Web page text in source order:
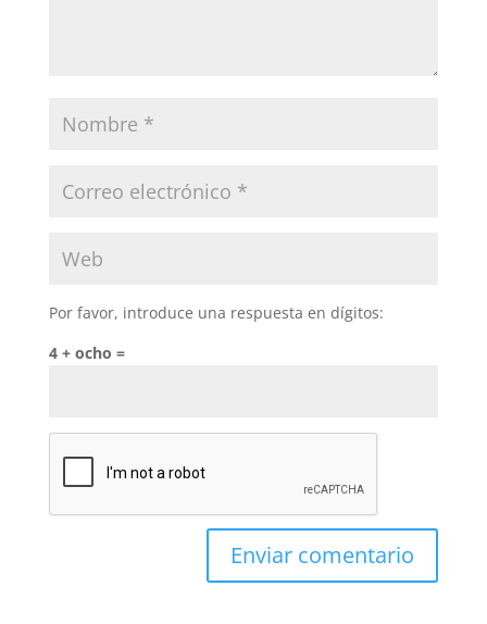
Por favor, introduce una respuesta en dígitos:
4 + ocho =